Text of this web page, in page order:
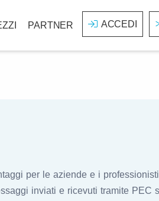
PARTNER ACCEDI
per le aziende e i
inviati e ricevuti tramite PEC